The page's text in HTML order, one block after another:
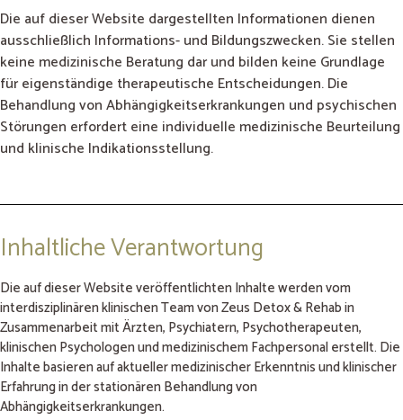
Die auf dieser Website dargestellten Informationen dienen
ausschließlich Informations- und Bildungszwecken. Sie stellen
keine medizinische Beratung dar und bilden keine Grundlage
für eigenständige therapeutische Entscheidungen. Die
Behandlung von Abhängigkeitserkrankungen und psychischen
Störungen erfordert eine individuelle medizinische Beurteilung
und klinische Indikationsstellung.
Inhaltliche Verantwortung
Die auf dieser Website veröffentlichten Inhalte werden vom
interdisziplinären klinischen Team von Zeus Detox & Rehab in
Zusammenarbeit mit Ärzten, Psychiatern, Psychotherapeuten,
klinischen Psychologen und medizinischem Fachpersonal erstellt. Die
Inhalte basieren auf aktueller medizinischer Erkenntnis und klinischer
Erfahrung in der stationären Behandlung von
Abhängigkeitserkrankungen.